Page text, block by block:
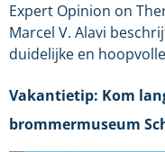
Expert Opinion on
Marcel V. Alavi
duidelijke en
Vakantietip: Kom
brommermuseum